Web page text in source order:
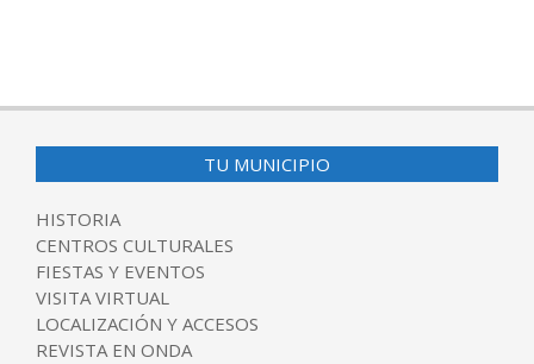
TU MUNICIPIO
HISTORIA
CENTROS CULTURALES
FIESTAS Y EVENTOS
VISITA VIRTUAL
LOCALIZACIÓN Y ACCESOS
REVISTA EN ONDA